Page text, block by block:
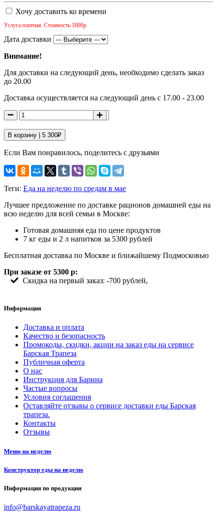
Хочу доставить ко времени
Услуга платная. Стоимость 1000р.
Дата доставки
Внимание!
Для доставки на следующий день, необходимо сделать заказ
до 20.00
Доставка осуществляется на следующий день с 17.00 - 23.00
В корзину | 5 300₽
Если Вам понравилось, поделитесь с друзьями
Теги: Еда на неделю по средам в мае
Лучшее предложение по доставке рационов домашней еды на
всю неделю для всей семьи в Москве:
Готовая домашняя еда по цене продуктов
7 кг еды и 2 л напитков за 5300 рублей
Бесплатная доставка по Москве и ближайшему Подмосковью
При заказе от 5300 р:
Скидка на первый заказ: -700 рублей,
Информация
Доставка и оплата
Качество и безопасность
Промокоды, скидки, акции на заказ еды на сервисе
Барская Трапеза
Публичная оферта
О нас
Инструкция для Барина
Частые вопросы
Условия соглашения
Оставляйте отзывы о сервисе доставки еды Барская
трапеза.
Контакты
Отзывы
Меню на неделю
Конструктор еды на неделю
Информация по продукции
info@barskayatrapeza.ru